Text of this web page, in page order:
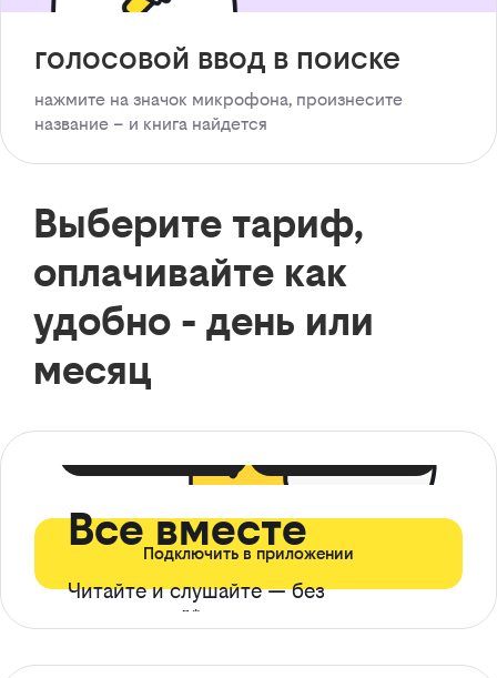
голосовой ввод в поиске
нажмите на значок микрофона, произнесите
название – и книга найдется
Выберите тариф,
оплачивайте как
удобно - день или
месяц
Все вместе
Читайте и слушайте — без
ограничений*
Подключить в приложении